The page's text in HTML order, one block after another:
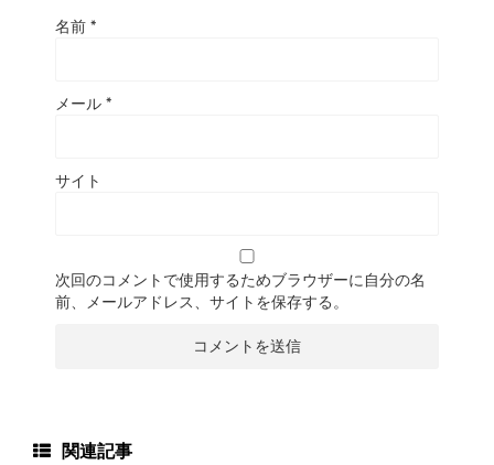
名前 *
メール *
サイト
次回のコメントで使用するためブラウザーに自分の名
前、メールアドレス、サイトを保存する。
関連記事